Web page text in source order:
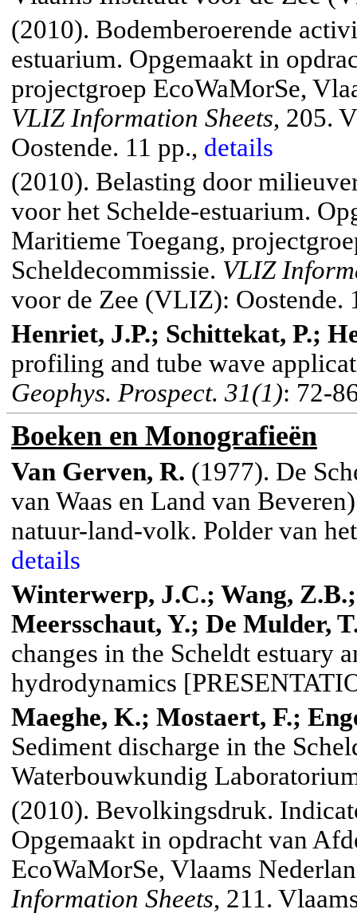
(2010). Bodemberoerende
estuarium. Opgemaakt in
projectgroep EcoWaMorSe,
VLIZ Information Sheets, 205.
Oostende. 11 pp., details
(2010). Belasting door
voor het Schelde-estuarium.
Maritieme Toegang,
Scheldecommissie. VLIZ
voor de Zee (VLIZ): Oostende.
Henriet, J.P.; Schittekat, P.;
profiling and tube wave
Geophys. Prospect. 31(1): 72-
Boeken en Monografieën
Van Gerven, R. (1977). De
van Waas en Land van
natuur-land-volk. Polder van
details
Winterwerp, J.C.; Wang,
Meersschaut, Y.; De Mulder,
changes in the Scheldt estuary
hydrodynamics
Maeghe, K.; Mostaert, F.;
Sediment discharge in the
Waterbouwkundig
(2010). Bevolkingsdruk.
Opgemaakt in opdracht van
EcoWaMorSe, Vlaams
Information Sheets, 211.